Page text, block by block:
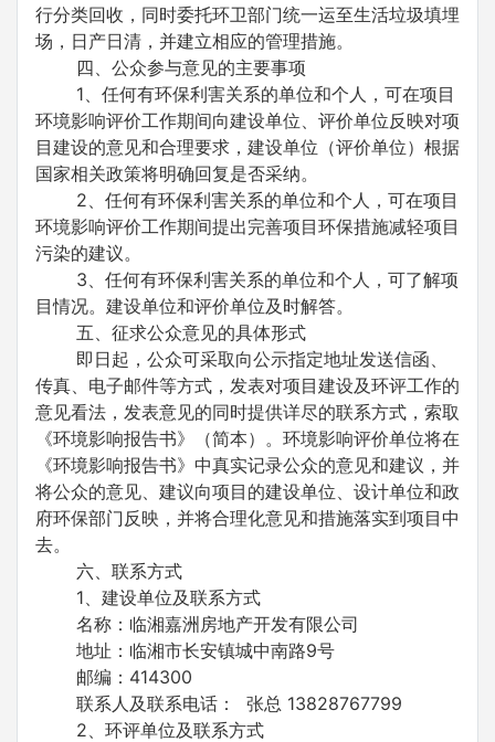
行分类回收，同时委托环卫部门统一运至生活垃圾填埋
场，日产日清，并建立相应的管理措施。
四、公众参与意见的主要事项
1、任何有环保利害关系的单位和个人，可在项目
环境影响评价工作期间向建设单位、评价单位反映对项
目建设的意见和合理要求，建设单位（评价单位）根据
国家相关政策将明确回复是否采纳。
2、任何有环保利害关系的单位和个人，可在项目
环境影响评价工作期间提出完善项目环保措施减轻项目
污染的建议。
3、任何有环保利害关系的单位和个人，可了解项
目情况。建设单位和评价单位及时解答。
五、征求公众意见的具体形式
即日起，公众可采取向公示指定地址发送信函、
传真、电子邮件等方式，发表对项目建设及环评工作的
意见看法，发表意见的同时提供详尽的联系方式，索取
《环境影响报告书》（简本）。环境影响评价单位将在
《环境影响报告书》中真实记录公众的意见和建议，并
将公众的意见、建议向项目的建设单位、设计单位和政
府环保部门反映，并将合理化意见和措施落实到项目中
去。
六、联系方式
1、建设单位及联系方式
名称：临湘嘉洲房地产开发有限公司
地址：临湘市长安镇城中南路9号
邮编：414300
联系人及联系电话： 张总 13828767799
2、环评单位及联系方式